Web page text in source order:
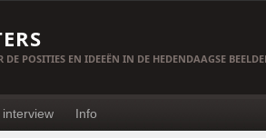
DE POSITIES EN IDEEËN IN DE HEDENDAAGSE
interview Info